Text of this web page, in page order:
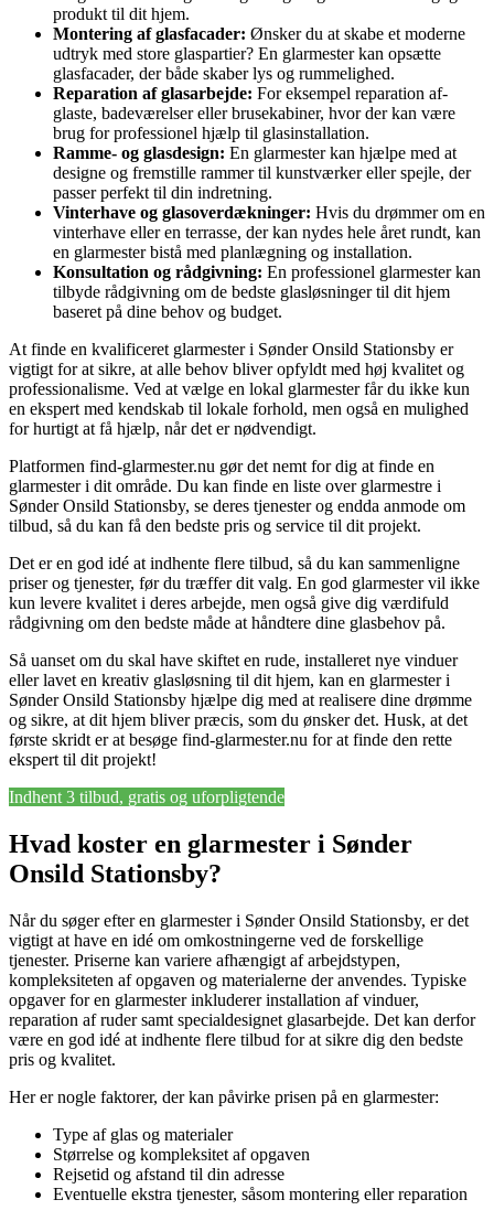
produkt til dit hjem.
Montering af glasfacader: Ønsker du at skabe et moderne
udtryk med store glaspartier? En glarmester kan opsætte
glasfacader, der både skaber lys og rummelighed.
Reparation af glasarbejde: For eksempel reparation af-
glaste, badeværelser eller brusekabiner, hvor der kan være
brug for professionel hjælp til glasinstallation.
Ramme- og glasdesign: En glarmester kan hjælpe med at
designe og fremstille rammer til kunstværker eller spejle, der
passer perfekt til din indretning.
Vinterhave og glasoverdækninger: Hvis du drømmer om en
vinterhave eller en terrasse, der kan nydes hele året rundt, kan
en glarmester bistå med planlægning og installation.
Konsultation og rådgivning: En professionel glarmester kan
tilbyde rådgivning om de bedste glasløsninger til dit hjem
baseret på dine behov og budget.
At finde en kvalificeret glarmester i Sønder Onsild Stationsby er
vigtigt for at sikre, at alle behov bliver opfyldt med høj kvalitet og
professionalisme. Ved at vælge en lokal glarmester får du ikke kun
en ekspert med kendskab til lokale forhold, men også en mulighed
for hurtigt at få hjælp, når det er nødvendigt.
Platformen find-glarmester.nu gør det nemt for dig at finde en
glarmester i dit område. Du kan finde en liste over glarmestre i
Sønder Onsild Stationsby, se deres tjenester og endda anmode om
tilbud, så du kan få den bedste pris og service til dit projekt.
Det er en god idé at indhente flere tilbud, så du kan sammenligne
priser og tjenester, før du træffer dit valg. En god glarmester vil ikke
kun levere kvalitet i deres arbejde, men også give dig værdifuld
rådgivning om den bedste måde at håndtere dine glasbehov på.
Så uanset om du skal have skiftet en rude, installeret nye vinduer
eller lavet en kreativ glasløsning til dit hjem, kan en glarmester i
Sønder Onsild Stationsby hjælpe dig med at realisere dine drømme
og sikre, at dit hjem bliver præcis, som du ønsker det. Husk, at det
første skridt er at besøge find-glarmester.nu for at finde den rette
ekspert til dit projekt!
Indhent 3 tilbud, gratis og uforpligtende
Hvad koster en glarmester i Sønder
Onsild Stationsby?
Når du søger efter en glarmester i Sønder Onsild Stationsby, er det
vigtigt at have en idé om omkostningerne ved de forskellige
tjenester. Priserne kan variere afhængigt af arbejdstypen,
kompleksiteten af opgaven og materialerne der anvendes. Typiske
opgaver for en glarmester inkluderer installation af vinduer,
reparation af ruder samt specialdesignet glasarbejde. Det kan derfor
være en god idé at indhente flere tilbud for at sikre dig den bedste
pris og kvalitet.
Her er nogle faktorer, der kan påvirke prisen på en glarmester:
Type af glas og materialer
Størrelse og kompleksitet af opgaven
Rejsetid og afstand til din adresse
Eventuelle ekstra tjenester, såsom montering eller reparation